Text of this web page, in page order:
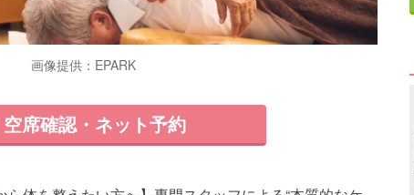
画像提供：EPARK
席確認・ネット予約